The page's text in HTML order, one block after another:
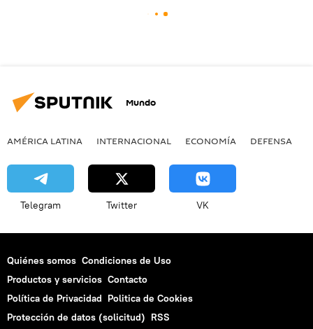
Mundo
AMÉRICA LATINA INTERNACIONAL ECONOMÍA DEFENSA
Telegram Twitter VK
Quiénes somos Condiciones de Uso
Productos y servicios Contacto
Política de Privacidad Politica de Cookies
Protección de datos (solicitud) RSS